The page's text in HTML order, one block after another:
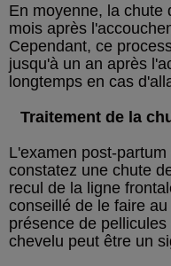
En moyenne, la chute
mois après
Cependant, ce
jusqu'à un an après
longtemps en cas
Traitement de la
L'examen post-
constatez une chute
recul de la ligne
conseillé de le faire
présence de
chevelu peut être un